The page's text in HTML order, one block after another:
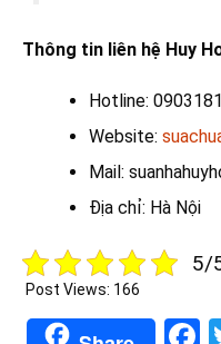
Thông tin liên hệ Huy
Hotline:
Website:
Mail:
Địa chỉ: Hà Nội
5/
Post Views: 166